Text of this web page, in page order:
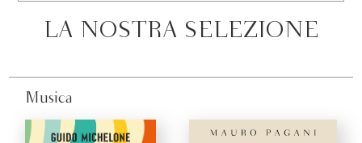
LA NOSTRA SELEZIONE
Musica